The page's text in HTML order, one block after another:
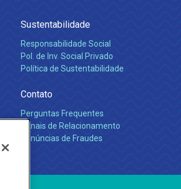
Sustentabilidade
Responsabilidade Social
Pol. de Inv. Social Privado
Política de Sustentabilidade
Contato
Perguntas Frequentes
Canais de Relacionamento
Denúncias de Fraudes